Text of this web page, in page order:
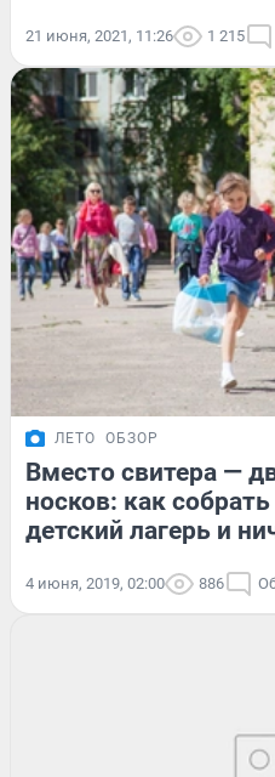
21 июня, 2021, 11:26 1 215
ЛЕТО ОБЗОР
Вместо свитера —
носков: как
детский лагерь и
4 июня, 2019, 02:00 886